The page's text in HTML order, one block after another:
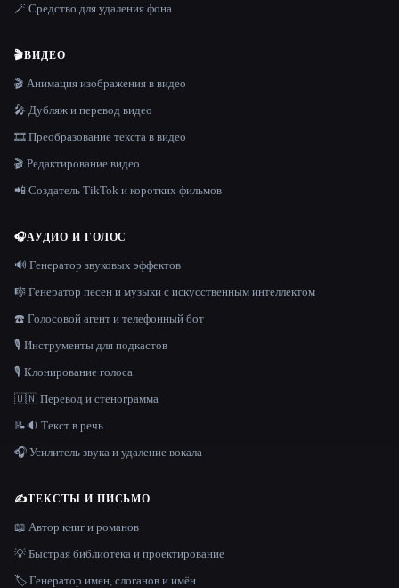
🪄 Средство для удаления фона
🎬ВИДЕО
🎬 Анимация изображения в видео
🎤 Дубляж и перевод видео
🎞️ Преобразование текста в видео
🎬 Редактирование видео
📲 Создатель TikTok и коротких фильмов
🎧АУДИО И ГОЛОС
🔊 Генератор звуковых эффектов
🎼 Генератор песен и музыки с искусственным интеллектом
☎️ Голосовой агент и телефонный бот
🎙️ Инструменты для подкастов
🎙️ Клонирование голоса
🇺🇳 Перевод и стенограмма
📝🔉 Текст в речь
🎧 Усилитель звука и удаление вокала
✍️ТЕКСТЫ И ПИСЬМО
📖 Автор книг и романов
💡 Быстрая библиотека и проектирование
🏷️ Генератор имен, слоганов и имён